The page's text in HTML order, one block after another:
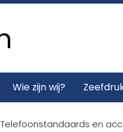
Wie zijn wij?
Telefoonstandaards en